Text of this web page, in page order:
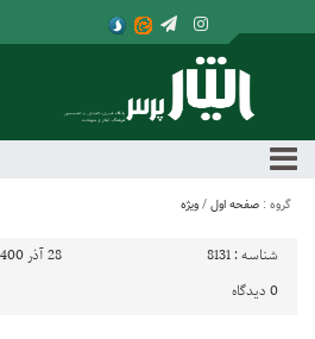
گروه : صفحه اول / ویژه
شناسه : 8131
28 آذر 1400 - 16:18
0 دیدگاه